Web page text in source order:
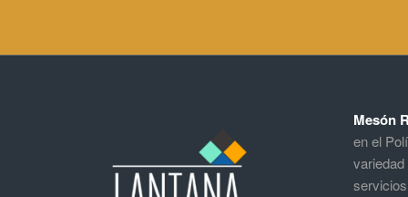
Mesón
en el